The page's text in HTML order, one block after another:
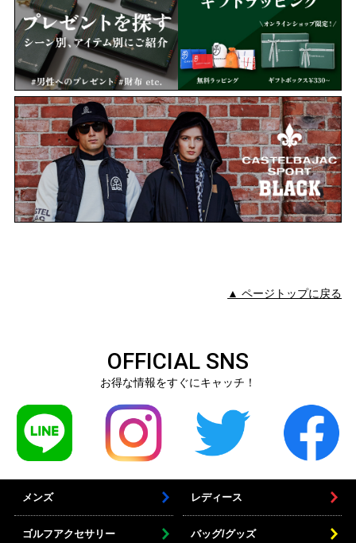
▲ ページトップに戻る
OFFICIAL SNS
お得な情報をすぐにキャッチ！
メンズ レディース
ゴルフアクセサリー バッグ/グッズ